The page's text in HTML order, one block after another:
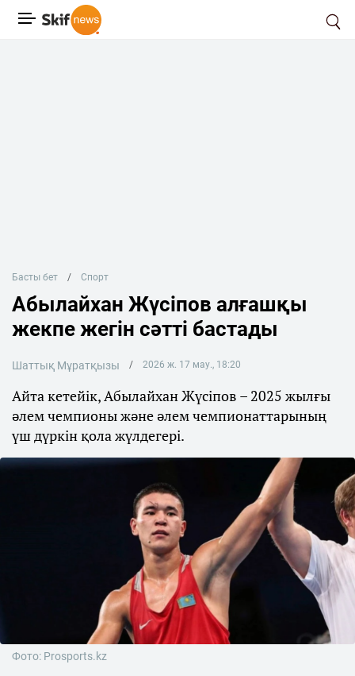
Басты бет Спорт
Абылайхан Жүсіпов алғашқы
жекпе жегін сәтті бастады
Шаттық Мұратқызы 2026 ж. 17 мау., 18:20
Айта кетейік, Абылайхан Жүсіпов – 2025 жылғы
әлем чемпионы және әлем чемпионаттарының
үш дүркін қола жүлдегері.
Фото: Prosports.kz